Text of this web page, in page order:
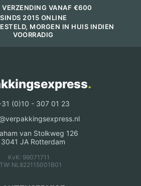
VERZENDING VANAF €600
SINDS 2015 ONLINE
MORGEN IN HUIS INDIEN
VOORRADIG
.
(0)10 - 307 01 23
van Stolkweg 126
3041 JA Rotterdam
KvK: 99071711
NL822115001B01